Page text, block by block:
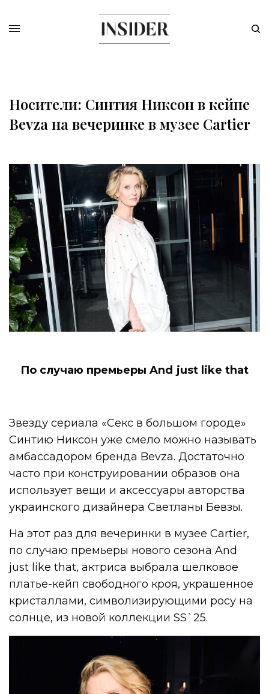
Носители: Синтия Никсон в кейпе
Bevza на вечеринке в музее Cartier
По случаю премьеры And just like that
Звезду сериала «Секс в большом городе»
Синтию Никсон уже смело можно называть
амбассадором бренда Bevza. Достаточно
часто при конструировании образов она
использует вещи и аксессуары авторства
украинского дизайнера Светланы Бевзы.
На этот раз для вечеринки в музее Cartier,
по случаю премьеры нового сезона And
just like that, актриса выбрала шелковое
платье-кейп свободного кроя, украшенное
кристаллами, символизирующими росу на
солнце, из новой коллекции SS`25.